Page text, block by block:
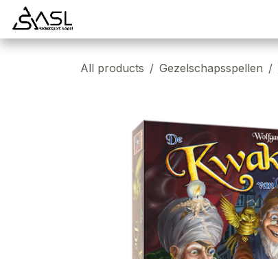
Overslaan naar inhoud
All products Gezelschapsspellen